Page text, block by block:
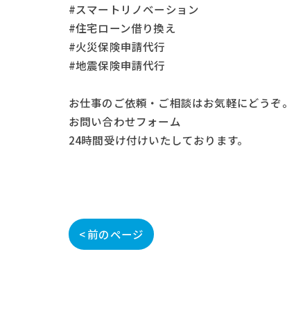
#スマートリノベーション
#住宅ローン借り換え
#火災保険申請代行
#地震保険申請代行
お仕事の ご依頼・ご相談はお気軽にどうぞ。
お問い合わせフォーム
24時間受け付けいたしております。
< 前のページ